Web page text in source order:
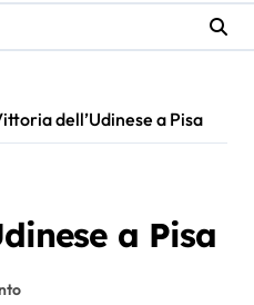
dell’Udinese a Pisa
a Pisa